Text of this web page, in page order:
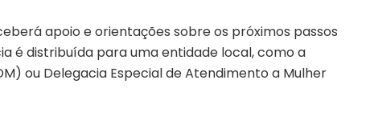
apoio e orientações sobre os próximos passos
é distribuída para uma entidade local, como a
ou Delegacia Especial de Atendimento a Mulher